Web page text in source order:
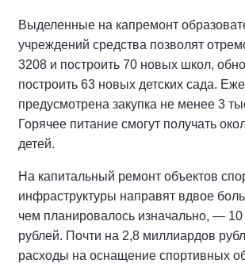
Выделенные на капремонт
учреждений средства позволят
3208 и построить 70 новых школ,
построить 63 новых детских сада.
предусмотрена закупка не менее 3
Горячее питание смогут получать
детей.
На капитальный ремонт объектов
инфраструктуры направят вдвое
чем планировалось изначально, —
рублей. Почти на 2,8 миллиардов
расходы на оснащение спортивных